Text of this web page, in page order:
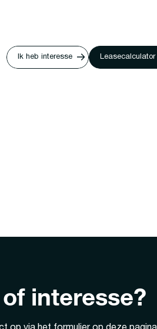
Ik heb interesse Leasecalculator
interesse?